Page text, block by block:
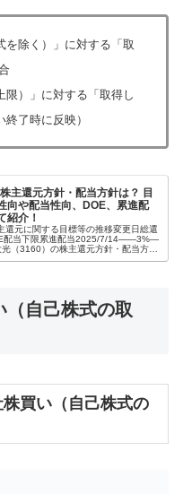
を除く）」に対する「取
限）」に対する「取得し
了時に反映）
主還元方針・配当方針は？ 目
向や配当性向、DOE、累進配
紹介！
還元に関する目標等の推移変更日総還
配当下限累進配当2025/7/14――3%―
3160）の株主還元方針・配当方針
（自己株式の取
買い（自己株式の